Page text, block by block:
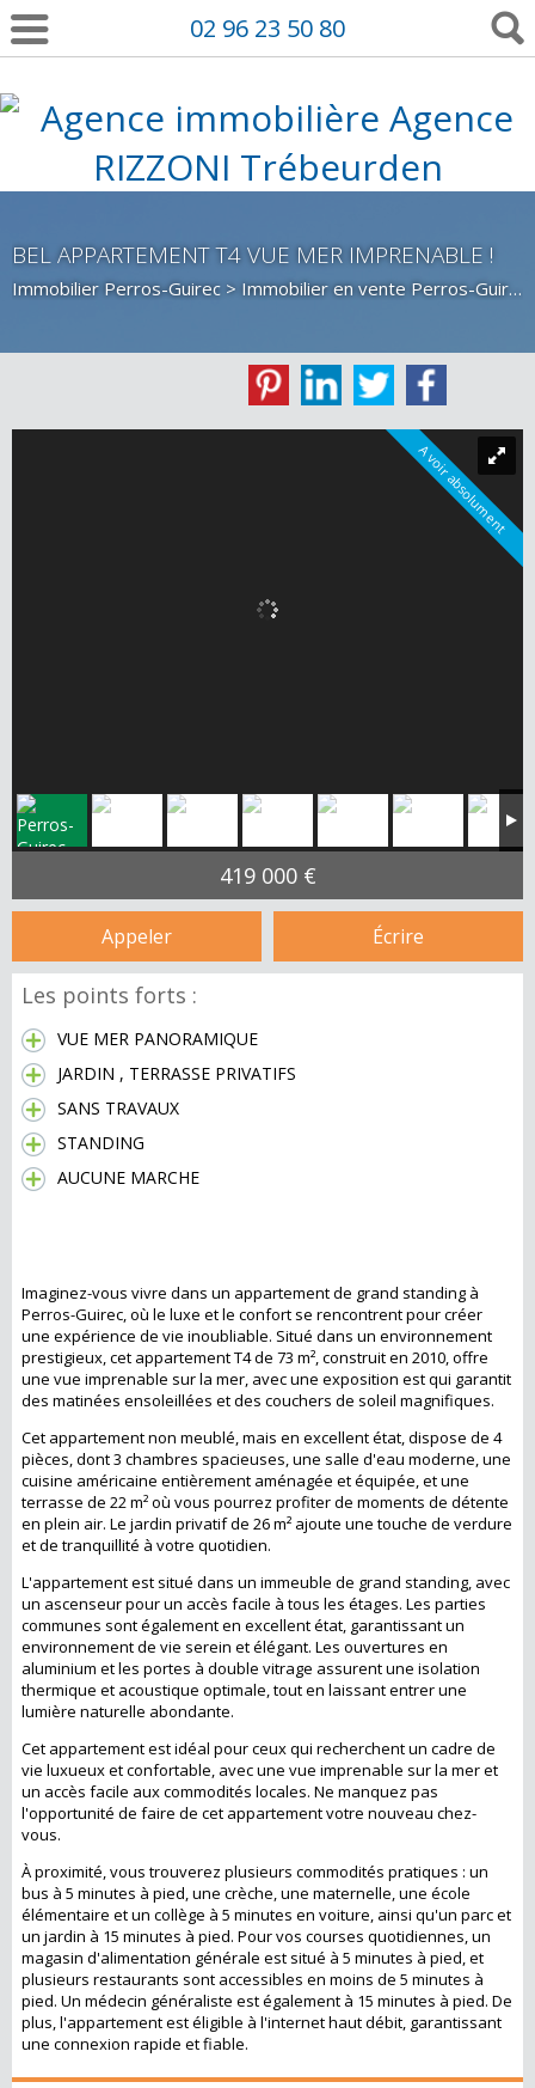
02 96 23 50 80
BEL APPARTEMENT T4 VUE MER IMPRENABLE !
Immobilier Perros-Guirec > Immobilier en vente Perros-Guirec
A voir absolument
419 000 €
Appeler Écrire
Les points forts :
VUE MER PANORAMIQUE
JARDIN , TERRASSE PRIVATIFS
SANS TRAVAUX
STANDING
AUCUNE MARCHE
Imaginez-vous vivre dans un appartement de grand standing à
Perros-Guirec, où le luxe et le confort se rencontrent pour créer
une expérience de vie inoubliable. Situé dans un environnement
prestigieux, cet appartement T4 de 73 m², construit en 2010, offre
une vue imprenable sur la mer, avec une exposition est qui garantit
des matinées ensoleillées et des couchers de soleil magnifiques.
Cet appartement non meublé, mais en excellent état, dispose de 4
pièces, dont 3 chambres spacieuses, une salle d'eau moderne, une
cuisine américaine entièrement aménagée et équipée, et une
terrasse de 22 m² où vous pourrez profiter de moments de détente
en plein air. Le jardin privatif de 26 m² ajoute une touche de verdure
et de tranquillité à votre quotidien.
L'appartement est situé dans un immeuble de grand standing, avec
un ascenseur pour un accès facile à tous les étages. Les parties
communes sont également en excellent état, garantissant un
environnement de vie serein et élégant. Les ouvertures en
aluminium et les portes à double vitrage assurent une isolation
thermique et acoustique optimale, tout en laissant entrer une
lumière naturelle abondante.
Cet appartement est idéal pour ceux qui recherchent un cadre de
vie luxueux et confortable, avec une vue imprenable sur la mer et
un accès facile aux commodités locales. Ne manquez pas
l'opportunité de faire de cet appartement votre nouveau chez-
vous.
À proximité, vous trouverez plusieurs commodités pratiques : un
bus à 5 minutes à pied, une crèche, une maternelle, une école
élémentaire et un collège à 5 minutes en voiture, ainsi qu'un parc et
un jardin à 15 minutes à pied. Pour vos courses quotidiennes, un
magasin d'alimentation générale est situé à 5 minutes à pied, et
plusieurs restaurants sont accessibles en moins de 5 minutes à
pied. Un médecin généraliste est également à 15 minutes à pied. De
plus, l'appartement est éligible à l'internet haut débit, garantissant
une connexion rapide et fiable.